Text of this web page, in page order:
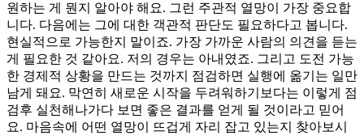
원하는 게 뭔지 알아야 해요. 그런 주관적 열망이 가장 중요합
니다. 다음에는 그에 대한 객관적 판단도 필요하다고 봅니다.
현실적으로 가능한지 말이죠. 가장 가까운 사람의 의견을 듣는
게 필요한 것 같아요. 저의 경우는 아내였죠. 그리고 도전 가능
한 경제적 상황을 만드는 것까지 점검하면 실행에 옮기는 일만
남게 돼요. 막연히 새로운 시작을 두려워하기보다는 이렇게 점
검후 실천해나가다 보면 좋은 결과를 얻게 될 것이라고 믿어
요. 마음속에 어떤 열망이 뜨겁게 자리 잡고 있는지 찾아보시